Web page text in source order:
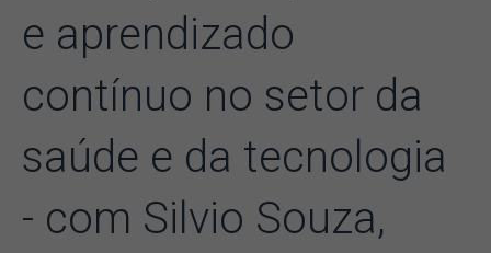
e aprendizado
contínuo no setor da
saúde e da tecnologia
- com Silvio Souza,